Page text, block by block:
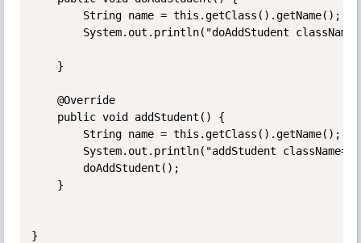
        String name = this.getClass().getName();
System.out.println("doAddStudent
    }
    @Override
    public void addStudent() {
        String name = this.getClass().getName();
System.out.println("addStudent
        doAddStudent();
    }
}